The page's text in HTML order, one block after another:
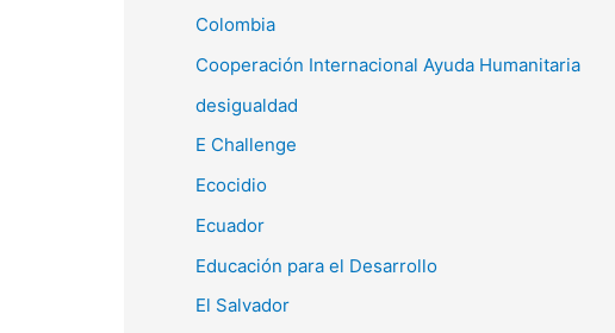
Colombia
Cooperación Internacional Ayuda Humanitaria
desigualdad
E Challenge
Ecocidio
Ecuador
Educación para el Desarrollo
El Salvador